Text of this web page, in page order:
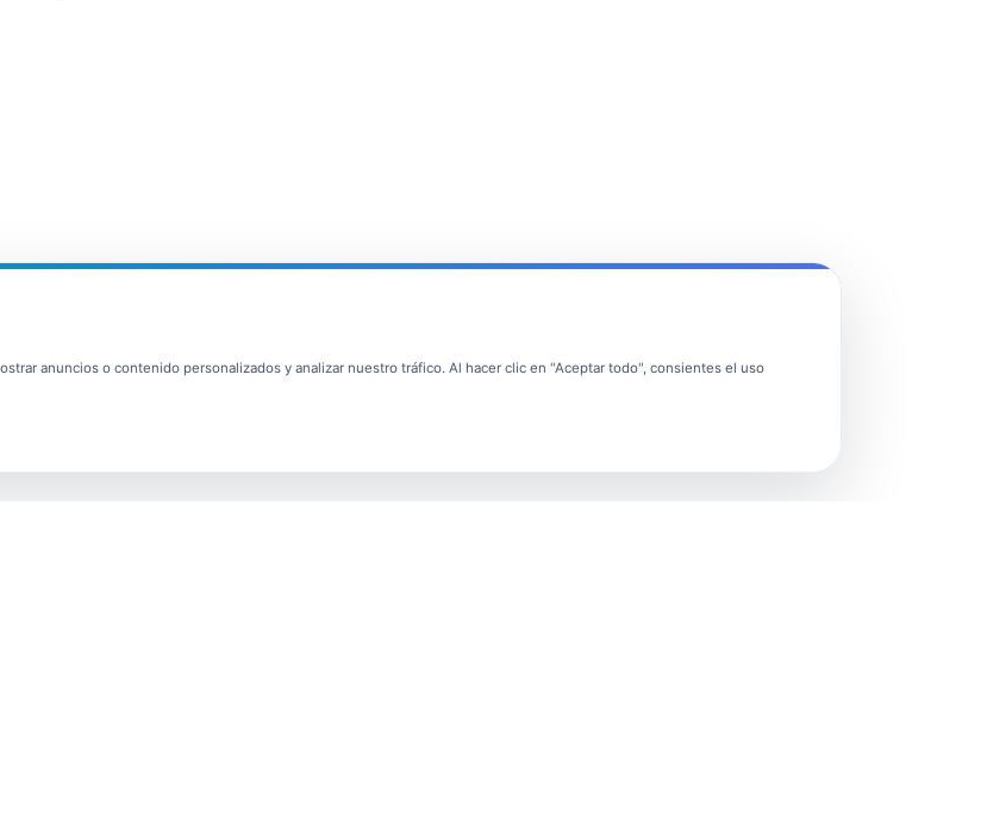
anuncios o contenido personalizados y analizar nuestro tráfico. Al hacer clic en "Aceptar todo", consientes el uso